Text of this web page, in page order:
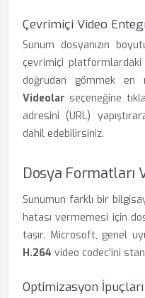
Çevrimiçi Video
Sunum dosyanızın
çevrimiçi platformlardaki
doğrudan gömmek en
Videolar seçeneğine
adresini (URL)
dahil edebilirsiniz.
Dosya Formatları
Sunumun farklı bir
hatası vermemesi için
taşır. Microsoft, genel
H.264 video codec'ini
Optimizasyon İpuçları